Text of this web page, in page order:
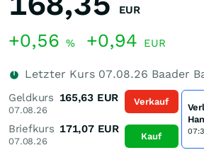
EUR
+0,56 % +0,94 EUR
Letzter Kurs 07.08.26 Baader
Geldkurs
07.08.26
165,63 EUR
Briefkurs
07.08.26
171,07 EUR
Verkauf
Kauf